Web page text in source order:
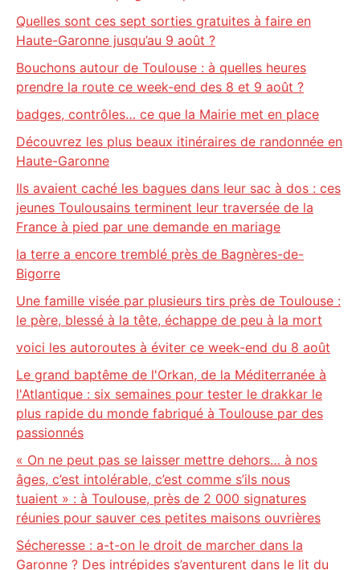
Quelles sont ces sept sorties gratuites à faire en
Haute-Garonne jusqu’au 9 août ?
Bouchons autour de Toulouse : à quelles heures
prendre la route ce week-end des 8 et 9 août ?
badges, contrôles… ce que la Mairie met en place
Découvrez les plus beaux itinéraires de randonnée en
Haute-Garonne
Ils avaient caché les bagues dans leur sac à dos : ces
jeunes Toulousains terminent leur traversée de la
France à pied par une demande en mariage
la terre a encore tremblé près de Bagnères-de-
Bigorre
Une famille visée par plusieurs tirs près de Toulouse :
le père, blessé à la tête, échappe de peu à la mort
voici les autoroutes à éviter ce week-end du 8 août
Le grand baptême de l'Orkan, de la Méditerranée à
l'Atlantique : six semaines pour tester le drakkar le
plus rapide du monde fabriqué à Toulouse par des
passionnés
« On ne peut pas se laisser mettre dehors… à nos
âges, c’est intolérable, c’est comme s’ils nous
tuaient » : à Toulouse, près de 2 000 signatures
réunies pour sauver ces petites maisons ouvrières
Sécheresse : a-t-on le droit de marcher dans la
Garonne ? Des intrépides s’aventurent dans le lit du